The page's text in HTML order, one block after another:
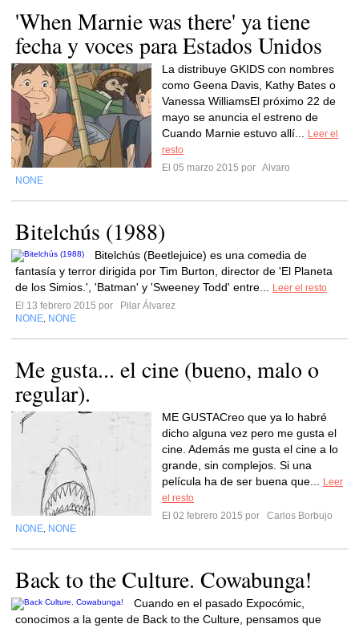
'When Marnie was there' ya tiene
fecha y voces para Estados Unidos
La distribuye GKIDS con nombres
como Geena Davis, Kathy Bates o
Vanessa WilliamsEl próximo 22 de
mayo se anuncia el estreno de
Cuando Marnie estuvo allí...
Leer el
resto
El 05 marzo 2015 por Alvaro
NONE
Bitelchús (1988)
Bitelchús (Beetlejuice) es una comedia de
fantasía y terror dirigida por Tim Burton, director de 'El Planeta
de los Simios.', 'Batman' y 'Sweeney Todd' entre...
Leer el resto
El 13 febrero 2015 por
Pilar Álvarez
NONE NONE
Me gusta... el cine (bueno, malo o
regular).
ME GUSTACreo que ya lo habré
dicho alguna vez pero me gusta el
cine. Además me gusta el cine a lo
grande, sin complejos. Si una
película ha de ser buena que...
Leer
el resto
El 02 febrero 2015 por
Carlos Borbujo
NONE NONE
Back to the Culture. Cowabunga!
Cuando en el pasado Expocómic,
conocimos a la gente de Back to the Culture, pensamos que